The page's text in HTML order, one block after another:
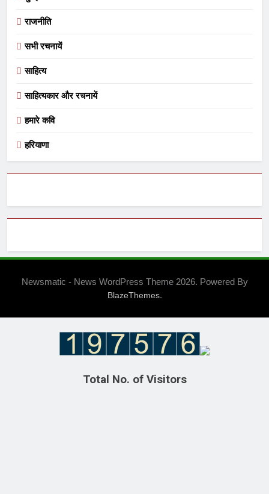
राजनीति
सभी रचनायें
साहित्य
साहित्यकार और रचनायें
हमारे कवि
हरियाणा
Newsmatic - News WordPress Theme 2026. Powered By
BlazeThemes.
Total No. of Visitors